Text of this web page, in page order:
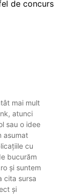
de concurs
mai mult
atunci
sau o idee
asumat
cu
bucurăm
și suntem
cita sursa
și